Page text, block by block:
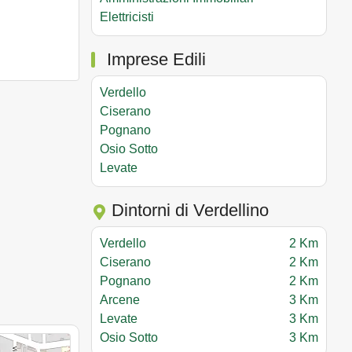
Elettricisti
Imprese Edili
Verdello
Ciserano
Pognano
Osio Sotto
Levate
Dintorni di Verdellino
Verdello
2 Km
Ciserano
2 Km
Pognano
2 Km
Arcene
3 Km
Levate
3 Km
Osio Sotto
3 Km